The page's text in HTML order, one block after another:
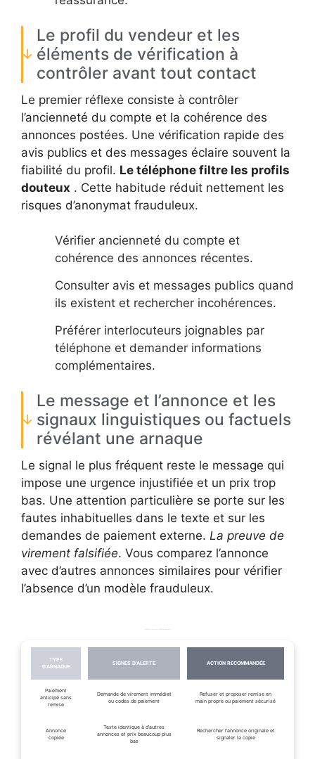
Le profil du vendeur et les
éléments de vérification à
contrôler avant tout contact
Le premier réflexe consiste à contrôler
l’ancienneté du compte et la cohérence des
annonces postées. Une vérification rapide des
avis publics et des messages éclaire souvent la
fiabilité du profil. Le téléphone filtre les profils
douteux . Cette habitude réduit nettement les
risques d’anonymat frauduleux.
Vérifier ancienneté du compte et
cohérence des annonces récentes.
Consulter avis et messages publics quand
ils existent et rechercher incohérences.
Préférer interlocuteurs joignables par
téléphone et demander informations
complémentaires.
Le message et l’annonce et les
signaux linguistiques ou factuels
révélant une arnaque
Le signal le plus fréquent reste le message qui
impose une urgence injustifiée et un prix trop
bas. Une attention particulière se porte sur les
fautes inhabituelles dans le texte et sur les
demandes de paiement externe. La preuve de
virement falsifiée. Vous comparez l’annonce
avec d’autres annonces similaires pour vérifier
l’absence d’un modèle frauduleux.
TYPE
D’ARNAQUE
SIGNES D’ALERTE ACTION RECOMMANDÉE
Paiement
anticipé sans
remise
Demande de virement immédiat
ou codes de paiement
Refuser et proposer remise en
main propre ou paiement sécurisé
Annonce
copiée
Texte identique à d’autres
annonces et prix beaucoup plus
bas
Rechercher l’annonce originale et
signaler la copie